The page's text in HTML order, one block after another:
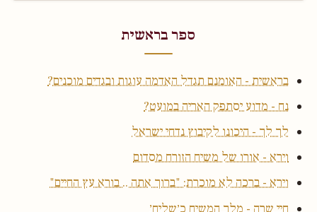
ספר בראשית
בראשית - האומנם תגדל האדמה עוגות ובגדים מוכנים?
נח - מדוע יסתפק האריה במועט?
לך לך - היכונו לקיבוץ נדחי ישראל
וירא - אורו של משיח הזורח מסדום
וירא - ברכה לא מוכרת: "ברוך אתה .. בורא עץ החיים"
חיי שרה - מלך המשיח כ׳שליח׳